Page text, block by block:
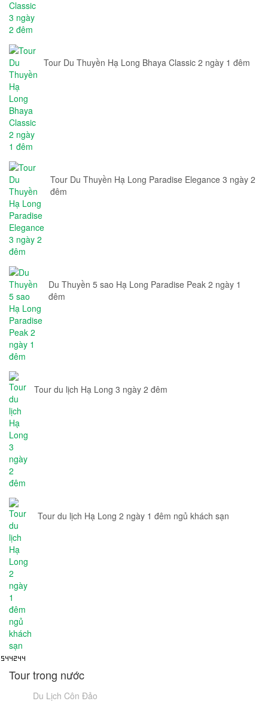
Tour Du Thuyền Hạ Long Bhaya Classic 2 ngày 1 đêm
Tour Du Thuyền Hạ Long Paradise Elegance 3 ngày 2
đêm
Du Thuyền 5 sao Hạ Long Paradise Peak 2 ngày 1
đêm
Tour du lịch Hạ Long 3 ngày 2 đêm
Tour du lịch Hạ Long 2 ngày 1 đêm ngủ khách sạn
Tour trong nước
Du Lịch Côn Đảo